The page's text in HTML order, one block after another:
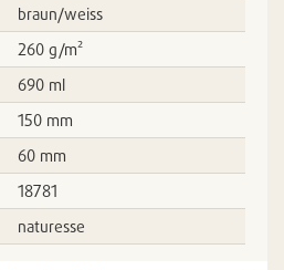
braun/weiss
260 g/m²
690 ml
150 mm
60 mm
18781
naturesse